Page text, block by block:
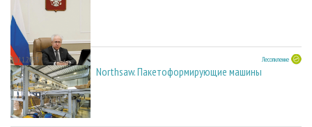
28.11.2025 Лесопиление
Northsaw. Пакетоформирующие машины